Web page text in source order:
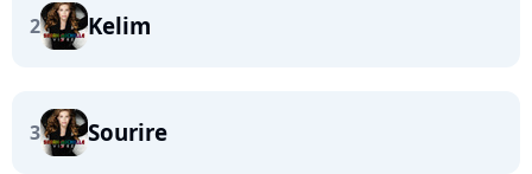
2 Kelim
3 Sourire